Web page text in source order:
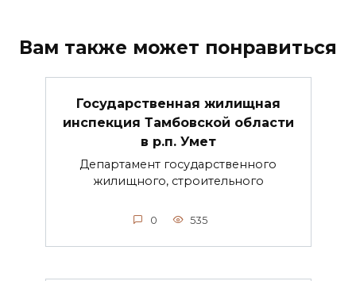
Вам также может понравиться
Государственная жилищная
инспекция Тамбовской области
в р.п. Умет
Департамент государственного
жилищного, строительного
0 535